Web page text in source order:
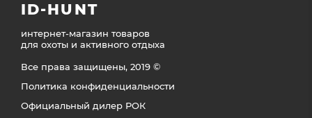
ID-HUNT
интернет-магазин товаров
для охоты и активного отдыха
Все права защищены, 2019 ©
Политика конфиденциальности
Официальный дилер РОК